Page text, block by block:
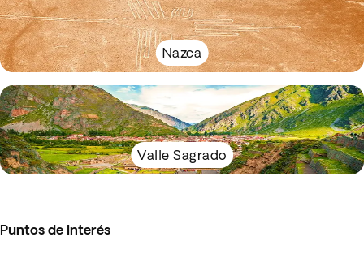
Nazca
Valle Sagrado
Puntos de Interés